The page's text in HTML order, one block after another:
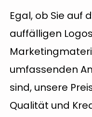
Egal, ob Sie auf
auffälligen
umfassenden
sind, unsere
Qualität und